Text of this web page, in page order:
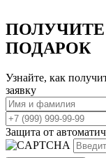
ПОДАРОК
Узнайте, как
заявку
Защита от